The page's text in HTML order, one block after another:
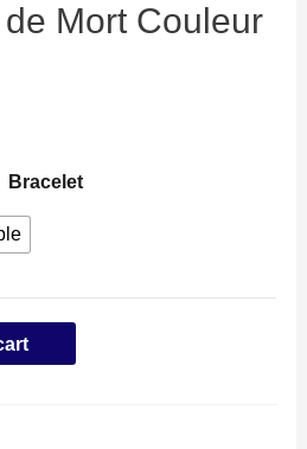
Mort Couleur
Bracelet